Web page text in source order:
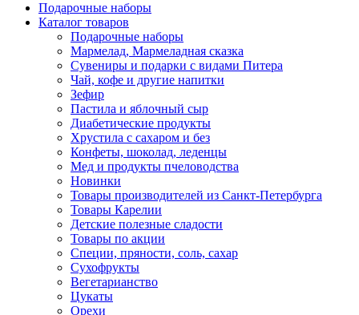
Подарочные наборы
Каталог товаров
Подарочные наборы
Мармелад, Мармеладная сказка
Сувениры и подарки с видами Питера
Чай, кофе и другие напитки
Зефир
Пастила и яблочный сыр
Диабетические продукты
Хрустила с сахаром и без
Конфеты, шоколад, леденцы
Мед и продукты пчеловодства
Новинки
Товары производителей из Санкт-Петербурга
Товары Карелии
Детские полезные сладости
Товары по акции
Специи, пряности, соль, сахар
Сухофрукты
Вегетарианство
Цукаты
Орехи